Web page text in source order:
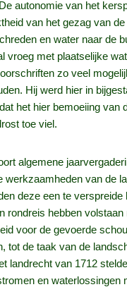
autonomie van het
van het gezag van
en water naar de
vroeg met plaatselijke
zo veel
Hij werd hier in
het hier bemoeiing
toe viel.
algemene
werkzaamheden van de
deze een te
rondreis hebben
voor de gevoerde
tot de taak van de
landrecht van 1712
en